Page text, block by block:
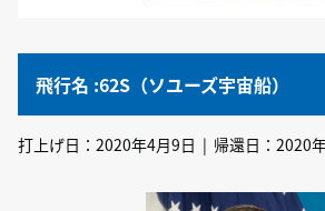
飛行名 :62S（ソユーズ宇宙船）
打上げ日：2020年4月9日 | 帰還日：2020